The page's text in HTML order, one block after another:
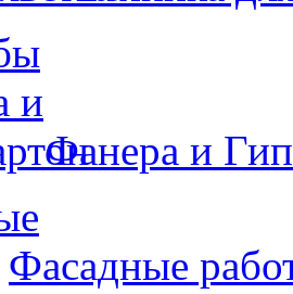
Фанера и
Фасадные